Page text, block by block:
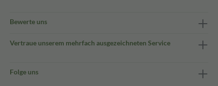
Bewerte uns
Vertraue unserem mehrfach ausgezeichneten Service
Folge uns